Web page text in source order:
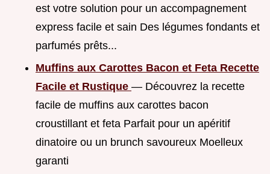
est votre solution pour un accompagnement
express facile et sain Des légumes fondants et
parfumés prêts...
Muffins aux Carottes Bacon et Feta Recette
Facile et Rustique — Découvrez la recette
facile de muffins aux carottes bacon
croustillant et feta Parfait pour un apéritif
dinatoire ou un brunch savoureux Moelleux
garanti